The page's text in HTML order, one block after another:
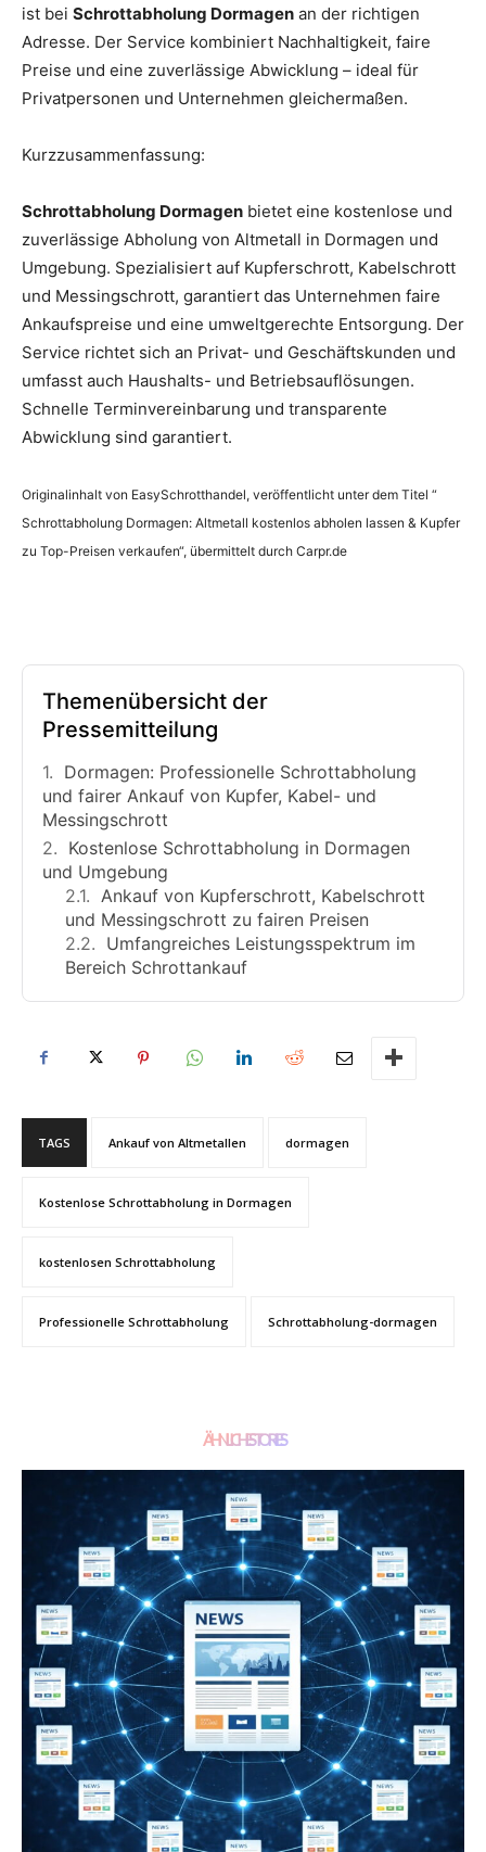
ist bei Schrottabholung Dormagen an der richtigen
Adresse. Der Service kombiniert Nachhaltigkeit, faire
Preise und eine zuverlässige Abwicklung – ideal für
Privatpersonen und Unternehmen gleichermaßen.
Kurzzusammenfassung:
Schrottabholung Dormagen bietet eine kostenlose und
zuverlässige Abholung von Altmetall in Dormagen und
Umgebung. Spezialisiert auf Kupferschrott, Kabelschrott
und Messingschrott, garantiert das Unternehmen faire
Ankaufspreise und eine umweltgerechte Entsorgung. Der
Service richtet sich an Privat- und Geschäftskunden und
umfasst auch Haushalts- und Betriebsauflösungen.
Schnelle Terminvereinbarung und transparente
Abwicklung sind garantiert.
Originalinhalt von EasySchrotthandel, veröffentlicht unter dem Titel “
Schrottabholung Dormagen: Altmetall kostenlos abholen lassen & Kupfer
zu Top-Preisen verkaufen“, übermittelt durch Carpr.de
Themenübersicht der
Pressemitteilung
Dormagen: Professionelle Schrottabholung
und fairer Ankauf von Kupfer, Kabel- und
Messingschrott
Kostenlose Schrottabholung in Dormagen
und Umgebung
Ankauf von Kupferschrott, Kabelschrott
und Messingschrott zu fairen Preisen
Umfangreiches Leistungsspektrum im
Bereich Schrottankauf
TAGS Ankauf von Altmetallen dormagen
Kostenlose Schrottabholung in Dormagen
kostenlosen Schrottabholung
Professionelle Schrottabholung Schrottabholung-dormagen
ÄHNLICHE STORIES